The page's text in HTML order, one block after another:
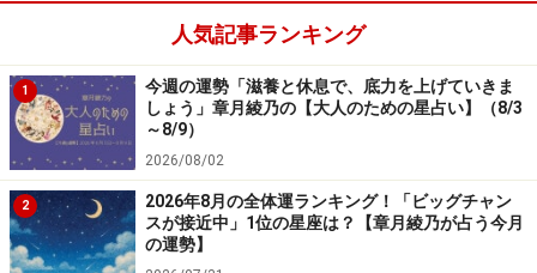
始まりやすくなっています。
【よくある症状】
夏のデートをしたいのです。
大輪の花火を眺める、屋台グルメを楽しむ、海へ行く、
山で過ごす、ドライブをするなど、シミュレーションは
人気記事ランキング
1
今週の運勢「滋養と休息で、底力を上げていきま
しょう」章月綾乃の【大人のための星占い】（8/3
～8/9）
2026/08/02
2
2026年8月の全体運ランキング！「ビッグチャン
スが接近中」1位の星座は？【章月綾乃が占う今月
の運勢】